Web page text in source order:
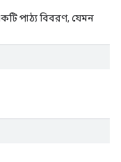
পাঠ্য বিবরণ, যেমন